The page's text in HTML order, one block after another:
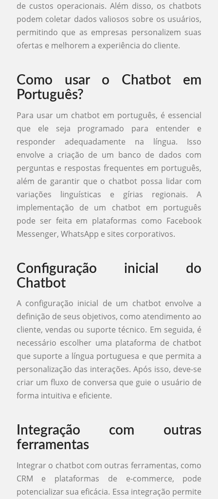
de custos operacionais. Além disso, os chatbots
podem coletar dados valiosos sobre os usuários,
permitindo que as empresas personalizem suas
ofertas e melhorem a experiência do cliente.
Como usar o Chatbot em
Português?
Para usar um chatbot em português, é essencial
que ele seja programado para entender e
responder adequadamente na língua. Isso
envolve a criação de um banco de dados com
perguntas e respostas frequentes em português,
além de garantir que o chatbot possa lidar com
variações linguísticas e gírias regionais. A
implementação de um chatbot em português
pode ser feita em plataformas como Facebook
Messenger, WhatsApp e sites corporativos.
Configuração inicial do
Chatbot
A configuração inicial de um chatbot envolve a
definição de seus objetivos, como atendimento ao
cliente, vendas ou suporte técnico. Em seguida, é
necessário escolher uma plataforma de chatbot
que suporte a língua portuguesa e que permita a
personalização das interações. Após isso, deve-se
criar um fluxo de conversa que guie o usuário de
forma intuitiva e eficiente.
Integração com outras
ferramentas
Integrar o chatbot com outras ferramentas, como
CRM e plataformas de e-commerce, pode
potencializar sua eficácia. Essa integração permite